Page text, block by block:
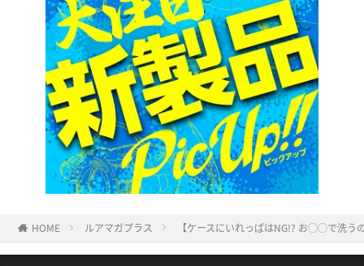
HOME ルアマガプラス 【ケースにいれっぱはNG!? お◯◯で洗う